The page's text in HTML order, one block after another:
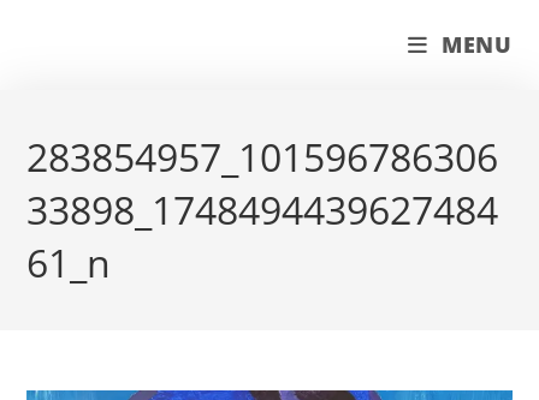
MENU
283854957_101596786306
33898_1748494439627484
61_n